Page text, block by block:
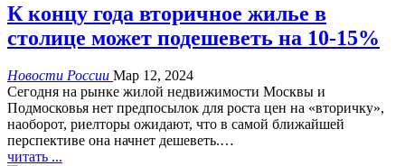
К концу года вторичное жилье в
столице может подешеветь на 10-15%
Новости России Мар 12, 2024
Сегодня на рынке жилой недвижимости Москвы и
Подмосковья нет предпосылок для роста цен на «вторичку»,
наоборот, риелторы ожидают, что в самой ближайшей
перспективе она начнет дешеветь.…
читать ...